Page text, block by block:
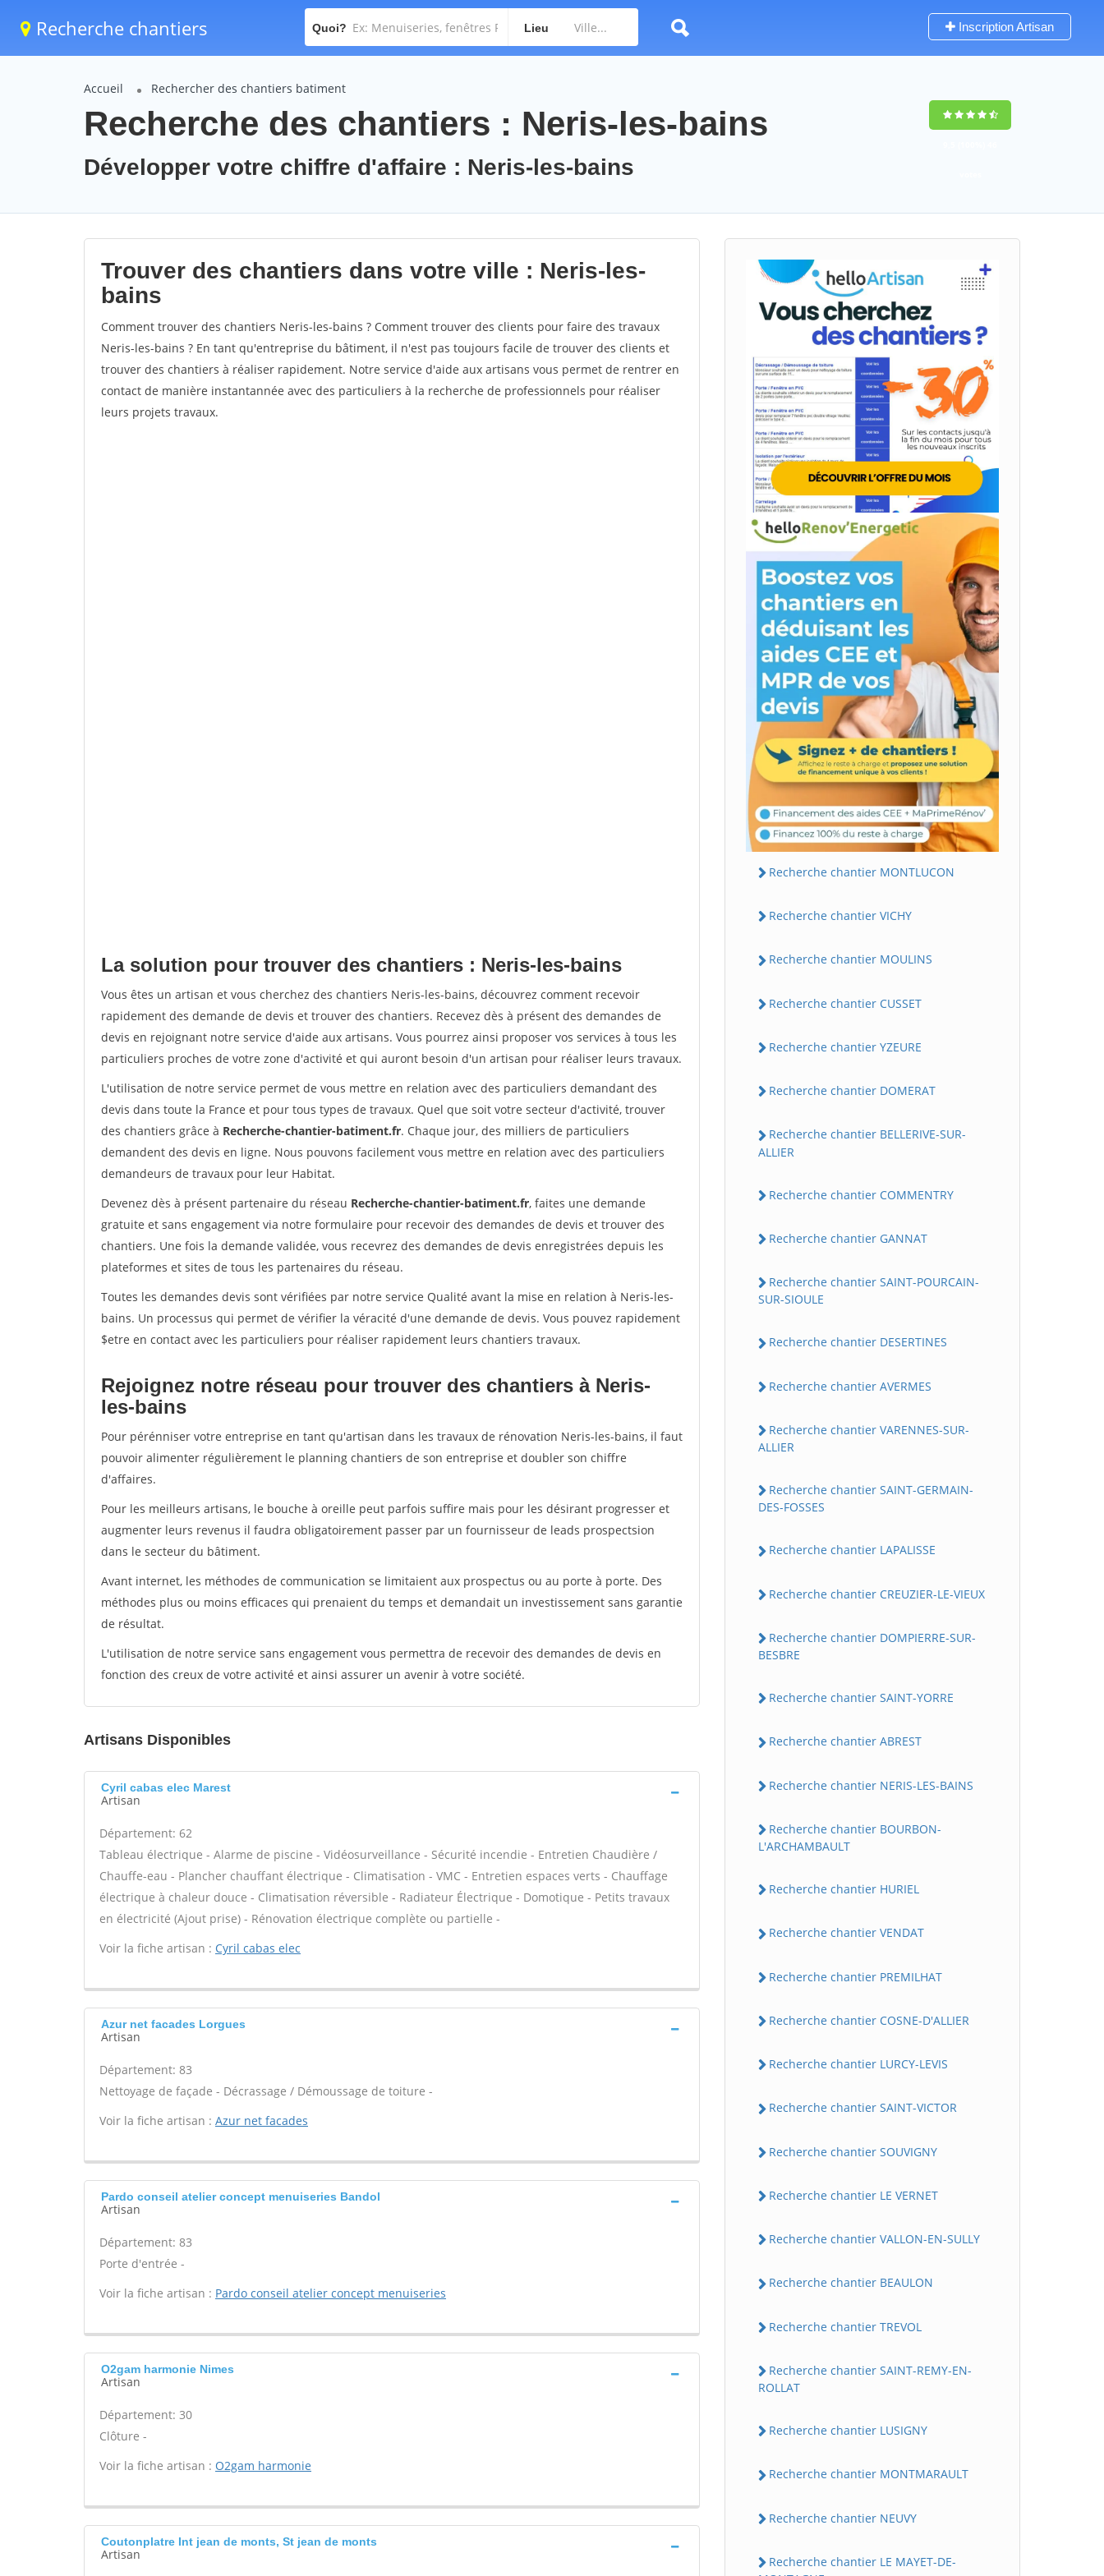
Recherche chantiers Quoi? Lieu Inscription Artisan
Accueil Rechercher des chantiers batiment
Recherche des chantiers : Neris-les-bains
Développer votre chiffre d'affaire : Neris-les-bains
Trouver des chantiers dans votre ville : Neris-les-
bains
Comment trouver des chantiers Neris-les-bains ? Comment trouver des clients pour faire des travaux
Neris-les-bains ? En tant qu'entreprise du bâtiment, il n'est pas toujours facile de trouver des clients et
trouver des chantiers à réaliser rapidement. Notre service d'aide aux artisans vous permet de rentrer en
contact de manière instantannée avec des particuliers à la recherche de professionnels pour réaliser
leurs projets travaux.
La solution pour trouver des chantiers : Neris-les-bains
Vous êtes un artisan et vous cherchez des chantiers Neris-les-bains, découvrez comment recevoir
rapidement des demande de devis et trouver des chantiers. Recevez dès à présent des demandes de
devis en rejoignant notre service d'aide aux artisans. Vous pourrez ainsi proposer vos services à tous les
particuliers proches de votre zone d'activité et qui auront besoin d'un artisan pour réaliser leurs travaux.
L'utilisation de notre service permet de vous mettre en relation avec des particuliers demandant des
devis dans toute la France et pour tous types de travaux. Quel que soit votre secteur d'activité, trouver
des chantiers grâce à Recherche-chantier-batiment.fr. Chaque jour, des milliers de particuliers
demandent des devis en ligne. Nous pouvons facilement vous mettre en relation avec des particuliers
demandeurs de travaux pour leur Habitat.
Devenez dès à présent partenaire du réseau Recherche-chantier-batiment.fr, faites une demande
gratuite et sans engagement via notre formulaire pour recevoir des demandes de devis et trouver des
chantiers. Une fois la demande validée, vous recevrez des demandes de devis enregistrées depuis les
plateformes et sites de tous les partenaires du réseau.
Toutes les demandes devis sont vérifiées par notre service Qualité avant la mise en relation à Neris-les-
bains. Un processus qui permet de vérifier la véracité d'une demande de devis. Vous pouvez rapidement
$etre en contact avec les particuliers pour réaliser rapidement leurs chantiers travaux.
Rejoignez notre réseau pour trouver des chantiers à Neris-
les-bains
Pour pérénniser votre entreprise en tant qu'artisan dans les travaux de rénovation Neris-les-bains, il faut
pouvoir alimenter régulièrement le planning chantiers de son entreprise et doubler son chiffre
d'affaires.
Pour les meilleurs artisans, le bouche à oreille peut parfois suffire mais pour les désirant progresser et
augmenter leurs revenus il faudra obligatoirement passer par un fournisseur de leads prospectsion
dans le secteur du bâtiment.
Avant internet, les méthodes de communication se limitaient aux prospectus ou au porte à porte. Des
méthodes plus ou moins efficaces qui prenaient du temps et demandait un investissement sans garantie
de résultat.
L'utilisation de notre service sans engagement vous permettra de recevoir des demandes de devis en
fonction des creux de votre activité et ainsi assurer un avenir à votre société.
Artisans Disponibles
Cyril cabas elec Marest
Artisan
Département: 62
Tableau électrique - Alarme de piscine - Vidéosurveillance - Sécurité incendie - Entretien Chaudière /
Chauffe-eau - Plancher chauffant électrique - Climatisation - VMC - Entretien espaces verts - Chauffage
électrique à chaleur douce - Climatisation réversible - Radiateur Électrique - Domotique - Petits travaux
en électricité (Ajout prise) - Rénovation électrique complète ou partielle -
Voir la fiche artisan : Cyril cabas elec
Azur net facades Lorgues
Artisan
Département: 83
Nettoyage de façade - Décrassage / Démoussage de toiture -
Voir la fiche artisan : Azur net facades
Pardo conseil atelier concept menuiseries Bandol
Artisan
Département: 83
Porte d'entrée -
Voir la fiche artisan : Pardo conseil atelier concept menuiseries
O2gam harmonie Nimes
Artisan
Département: 30
Clôture -
Voir la fiche artisan : O2gam harmonie
Coutonplatre Int jean de monts, St jean de monts
Artisan
Recherche chantier MONTLUCON
Recherche chantier VICHY
Recherche chantier MOULINS
Recherche chantier CUSSET
Recherche chantier YZEURE
Recherche chantier DOMERAT
Recherche chantier BELLERIVE-SUR-
ALLIER
Recherche chantier COMMENTRY
Recherche chantier GANNAT
Recherche chantier SAINT-POURCAIN-
SUR-SIOULE
Recherche chantier DESERTINES
Recherche chantier AVERMES
Recherche chantier VARENNES-SUR-
ALLIER
Recherche chantier SAINT-GERMAIN-
DES-FOSSES
Recherche chantier LAPALISSE
Recherche chantier CREUZIER-LE-VIEUX
Recherche chantier DOMPIERRE-SUR-
BESBRE
Recherche chantier SAINT-YORRE
Recherche chantier ABREST
Recherche chantier NERIS-LES-BAINS
Recherche chantier BOURBON-
L'ARCHAMBAULT
Recherche chantier HURIEL
Recherche chantier VENDAT
Recherche chantier PREMILHAT
Recherche chantier COSNE-D'ALLIER
Recherche chantier LURCY-LEVIS
Recherche chantier SAINT-VICTOR
Recherche chantier SOUVIGNY
Recherche chantier LE VERNET
Recherche chantier VALLON-EN-SULLY
Recherche chantier BEAULON
Recherche chantier TREVOL
Recherche chantier SAINT-REMY-EN-
ROLLAT
Recherche chantier LUSIGNY
Recherche chantier MONTMARAULT
Recherche chantier NEUVY
Recherche chantier LE MAYET-DE-